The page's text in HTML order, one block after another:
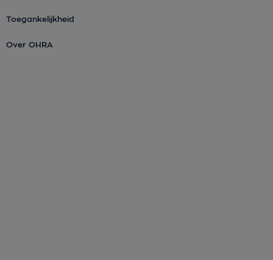
Toegankelijkheid
Over OHRA